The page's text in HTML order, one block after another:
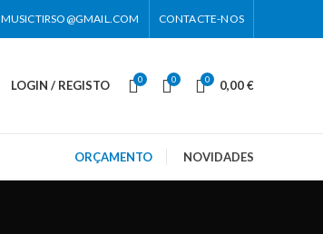
MUSICTIRSO@GMAIL.COM CONTACTE-NOS
LOGIN / REGISTO 0 0 0 0,00€
ORÇAMENTO NOVIDADES